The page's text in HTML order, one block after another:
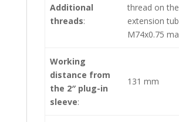
Additional
threads:
thread on the
extension
M74x0.75
Working
distance from
the 2″ plug-in
sleeve:
131 mm